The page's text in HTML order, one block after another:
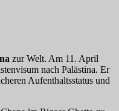
zur Welt. Am 11. April
nach Palästina. Er
Aufenthaltsstatus und